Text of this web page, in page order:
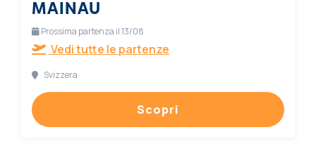
MAINAU
Prossima partenza il 13/08
Vedi tutte le partenze
Svizzera
Scopri